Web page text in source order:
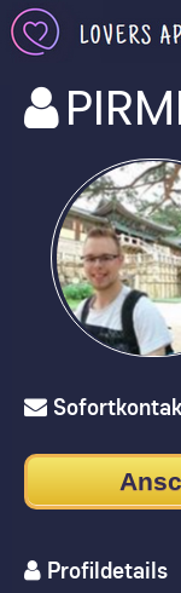
Profildetails